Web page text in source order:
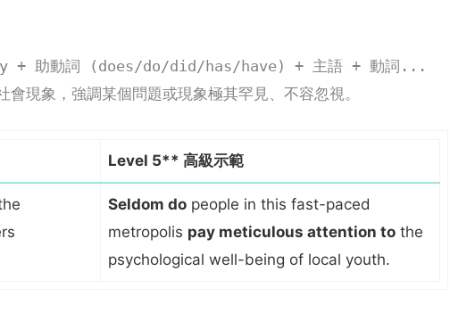
+ 助動詞 (does/do/did/has/have) + 主語 + 動詞...
會現象，強調某個問題或現象極其罕見、不容忽視。
Level 5** 高級示範
Seldom do people in this fast-paced
metropolis pay meticulous attention to the
psychological well-being of local youth.